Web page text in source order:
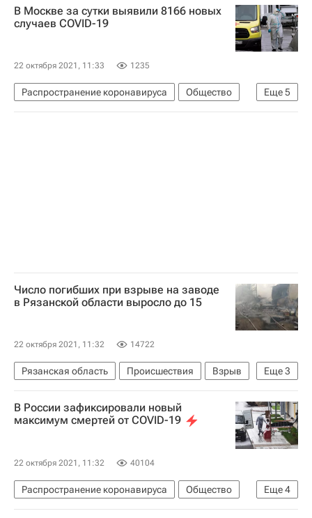
Здоровье - Общество
Коронавирусы
Коронавирус в России
Вакцинация россиян от COVID-19
В Москве за сутки выявили 8166 новых
случаев COVID-19
22 октября 2021, 11:33 1235
Еще5
Распространение коронавируса
Общество
Московская область (Подмосковье)
Москва
Число погибших при взрыве на заводе
в Рязанской области выросло до 15
22 октября 2021, 11:32 14722
Еще3
Рязанская область Происшествия
Взрыв
Шиловский район
Россия
Взрыв на территории рязанского завода
В России зафиксировали новый
максимум смертей от COVID-19
22 октября 2021, 11:32 40104
Еще4
Распространение коронавируса
Общество
Здоровье - Общество
Россия